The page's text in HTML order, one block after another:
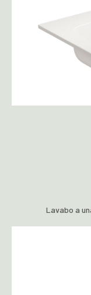
Lavabo a